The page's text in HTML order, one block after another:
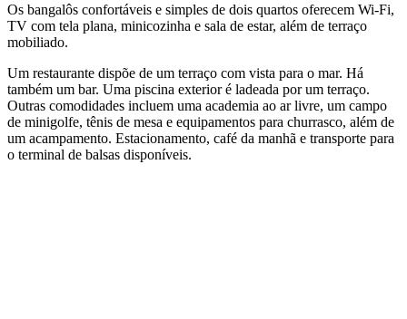
Os bangalôs confortáveis e simples de dois quartos oferecem Wi-Fi,
TV com tela plana, minicozinha e sala de estar, além de terraço
mobiliado.
Um restaurante dispõe de um terraço com vista para o mar. Há
também um bar. Uma piscina exterior é ladeada por um terraço.
Outras comodidades incluem uma academia ao ar livre, um campo
de minigolfe, tênis de mesa e equipamentos para churrasco, além de
um acampamento. Estacionamento, café da manhã e transporte para
o terminal de balsas disponíveis.